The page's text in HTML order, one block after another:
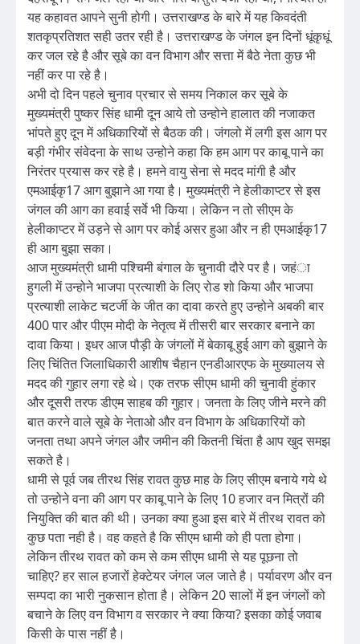
यह कहावत आपने सुनी होगी। उत्तराखण्ड के बारे में यह किवदंती
शतकृप्रतिशत सही उतर रही है। उत्तराखण्ड के जंगल इन दिनों धूंकृधूं
कर जल रहे है और सूबे का वन विभाग और सत्ता में बैठे नेता कुछ भी
नहीं कर पा रहे है।
अभी दो दिन पहले चुनाव प्रचार से समय निकाल कर सूबे के
मुख्यमंत्री पुष्कर सिंह धामी दून आये तो उन्होने हालात की नजाकत
भांपते हुए दून में अधिकारियों से बैठक की। जंगलो में लगी इस आग पर
बड़ी गंभीर संवेदना के साथ उन्होने कहा कि हम आग पर काबू पाने का
निरंतर प्रयास कर रहे है। हमने वायु सेना से मदद मांगी है और
एमआईकृ17 आग बुझाने आ गया है। मुख्यमंत्री ने हेलीकाप्टर से इस
जंगल की आग का हवाई सर्वे भी किया। लेकिन न तो सीएम के
हेलीकाप्टर में उड़ने से आग पर कोई असर हुआ और न ही एमआईकृ17
ही आग बुझा सका।
आज मुख्यमंत्री धामी पश्चिमी बंगाल के चुनावी दौरे पर है। जहंा
हुगली में उन्होने भाजपा प्रत्याशी के लिए रोड शो किया और भाजपा
प्रत्याशी लाकेट चटर्जी के जीत का दावा करते हुए उन्होने अबकी बार
400 पार और पीएम मोदी के नेतृत्व में तीसरी बार सरकार बनाने का
दावा किया। इधर आज पौड़ी के जंगलों में बेकाबू हुई आग को बुझाने के
लिए चिंतित जिलाधिकारी आशीष चैहान एनडीआरएफ के मुख्यालय से
मदद की गुहार लगा रहे थे। एक तरफ सीएम धामी की चुनावी हुंकार
और दूसरी तरफ डीएम साहब की गुहार। जनता के लिए जीने मरने की
बात करने वाले सूबे के नेताओ और वन विभाग के अधिकारियों को
जनता तथा अपने जंगल और जमीन की कितनी चिंता है आप खुद समझ
सकते है।
धामी से पूर्व जब तीरथ सिंह रावत कुछ माह के लिए सीएम बनाये गये थे
तो उन्होने वना की आग पर काबू पाने के लिए 10 हजार वन मित्रों की
नियुक्ति की बात की थी। उनका क्या हुआ इस बारे में तीरथ रावत को
कुछ पता नही है। वह कहते है कि सीएम धामी को ही पता होगा।
लेकिन तीरथ रावत को कम से कम सीएम धामी से यह पूछना तो
चाहिए? हर साल हजारों हेक्टेयर जंगल जल जाते है। पर्यावरण और वन
सम्पदा का भारी नुकसान होता है। लेकिन 20 सालों में इन जंगलों को
बचाने के लिए वन विभाग व सरकार ने क्या किया? इसका कोई जवाब
किसी के पास नहीं है।